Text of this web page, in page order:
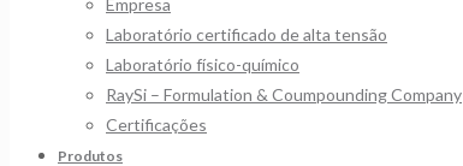
Empresa
Laboratório certificado de alta tensão
Laboratório físico-químico
RaySi – Formulation & Coumpounding Company
Certificações
Produtos